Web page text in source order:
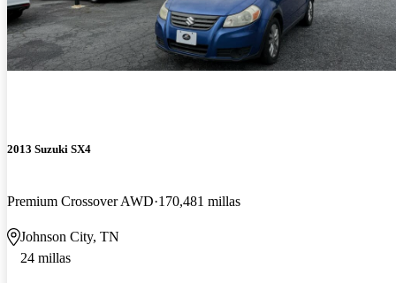
2013 Suzuki SX4
Premium Crossover AWD 170,481 millas
Johnson City, TN
24 millas